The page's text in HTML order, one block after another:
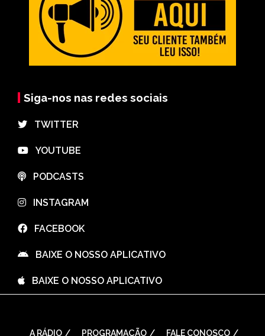
Siga-nos nas redes sociais
⠀TWITTER
⠀YOUTUBE
⠀PODCASTS
⠀INSTAGRAM
⠀FACEBOOK
⠀BAIXE O NOSSO APLICATIVO
⠀BAIXE O NOSSO APLICATIVO
A RÁDIO PROGRAMAÇÃO FALE CONOSCO